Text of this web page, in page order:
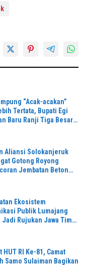
“Acak-acakan”
Tertata, Bupati Egi
Baru Ranji Tiga Besar
Aliansi Solokanjeruk
Gotong Royong
Jembatan Beton
Ekosistem
Publik Lumajang
Jadi Rujukan Jawa Timur
HUT RI Ke-81, Camat
Samo Sulaiman Bagikan